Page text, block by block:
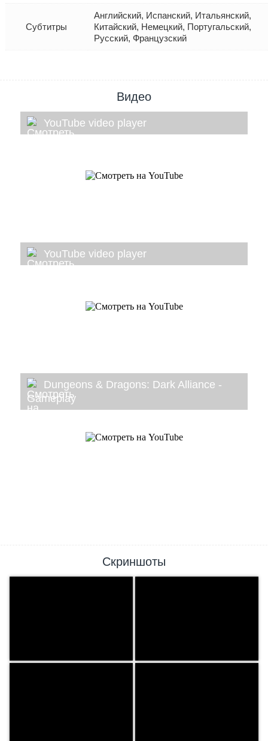
Субтитры
Английский, Испанский, Итальянский,
Китайский, Немецкий, Португальский,
Русский, Французский
Видео
YouTube video player
YouTube video player
Dungeons & Dragons: Dark Alliance -
Gameplay
Скриншоты